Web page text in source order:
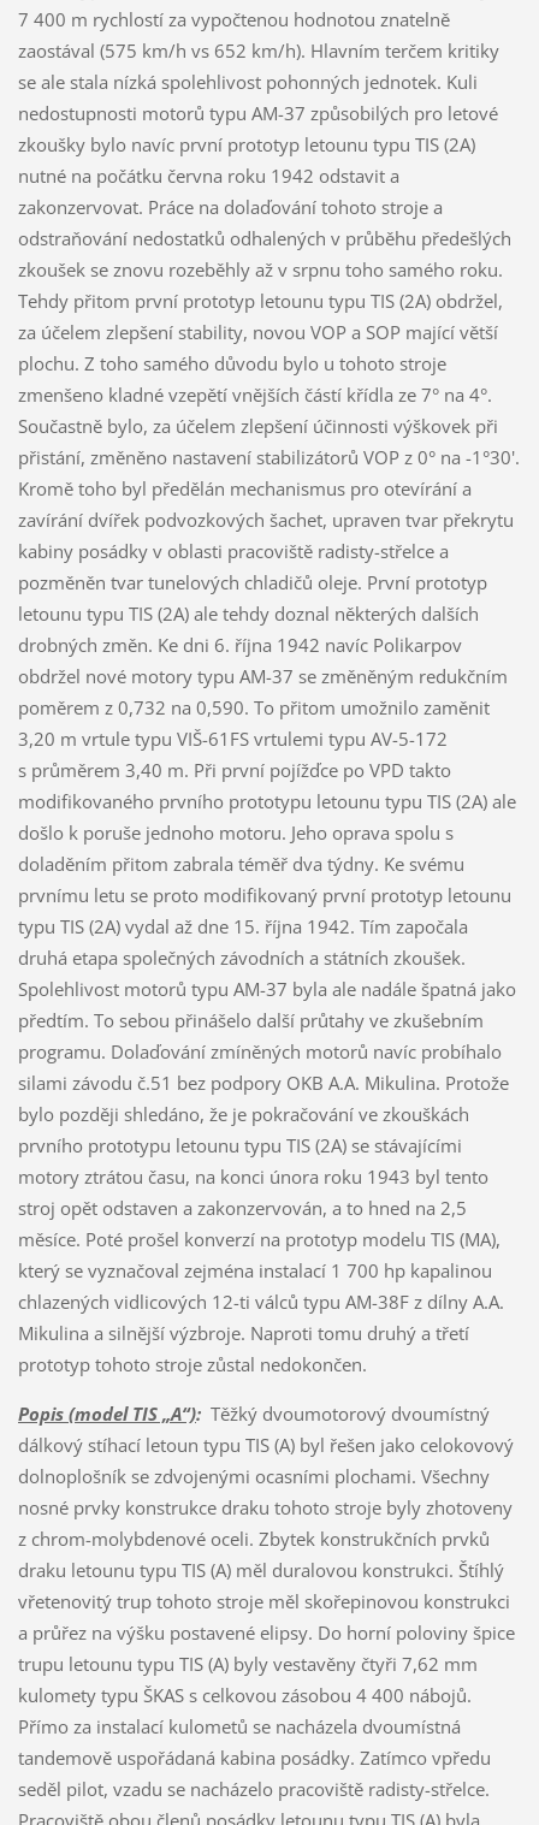
7 400 m rychlostí za vypočtenou hodnotou znatelně
zaostával (575 km/h vs 652 km/h). Hlavním terčem kritiky
se ale stala nízká spolehlivost pohonných jednotek. Kuli
nedostupnosti motorů typu AM-37 způsobilých pro letové
zkoušky bylo navíc první prototyp letounu typu TIS (2A)
nutné na počátku června roku 1942 odstavit a
zakonzervovat. Práce na dolaďování tohoto stroje a
odstraňování nedostatků odhalených v průběhu předešlých
zkoušek se znovu rozeběhly až v srpnu toho samého roku.
Tehdy přitom první prototyp letounu typu TIS (2A) obdržel,
za účelem zlepšení stability, novou VOP a SOP mající větší
plochu. Z toho samého důvodu bylo u tohoto stroje
zmenšeno kladné vzepětí vnějších částí křídla ze 7° na 4°.
Součastně bylo, za účelem zlepšení účinnosti výškovek při
přistání, změněno nastavení stabilizátorů VOP z 0° na -1°30'.
Kromě toho byl předělán mechanismus pro otevírání a
zavírání dvířek podvozkových šachet, upraven tvar překrytu
kabiny posádky v oblasti pracoviště radisty-střelce a
pozměněn tvar tunelových chladičů oleje. První prototyp
letounu typu TIS (2A) ale tehdy doznal některých dalších
drobných změn. Ke dni 6. října 1942 navíc Polikarpov
obdržel nové motory typu AM-37 se změněným redukčním
poměrem z 0,732 na 0,590. To přitom umožnilo zaměnit
3,20 m vrtule typu VIŠ-61FS vrtulemi typu AV-5-172
s průměrem 3,40 m. Při první pojížďce po VPD takto
modifikovaného prvního prototypu letounu typu TIS (2A) ale
došlo k poruše jednoho motoru. Jeho oprava spolu s
doladěním přitom zabrala téměř dva týdny. Ke svému
prvnímu letu se proto modifikovaný první prototyp letounu
typu TIS (2A) vydal až dne 15. října 1942. Tím započala
druhá etapa společných závodních a státních zkoušek.
Spolehlivost motorů typu AM-37 byla ale nadále špatná jako
předtím. To sebou přinášelo další průtahy ve zkušebním
programu. Dolaďování zmíněných motorů navíc probíhalo
silami závodu č.51 bez podpory OKB A.A. Mikulina. Protože
bylo později shledáno, že je pokračování ve zkouškách
prvního prototypu letounu typu TIS (2A) se stávajícími
motory ztrátou času, na konci února roku 1943 byl tento
stroj opět odstaven a zakonzervován, a to hned na 2,5
měsíce. Poté prošel konverzí na prototyp modelu TIS (MA),
který se vyznačoval zejména instalací 1 700 hp kapalinou
chlazených vidlicových 12-ti válců typu AM-38F z dílny A.A.
Mikulina a silnější výzbroje. Naproti tomu druhý a třetí
prototyp tohoto stroje zůstal nedokončen.
Popis (model TIS „A“):Těžký dvoumotorový dvoumístný
dálkový stíhací letoun typu TIS (A) byl řešen jako celokovový
dolnoplošník se zdvojenými ocasními plochami. Všechny
nosné prvky konstrukce draku tohoto stroje byly zhotoveny
z chrom-molybdenové oceli. Zbytek konstrukčních prvků
draku letounu typu TIS (A) měl duralovou konstrukci. Štíhlý
vřetenovitý trup tohoto stroje měl skořepinovou konstrukci
a průřez na výšku postavené elipsy. Do horní poloviny špice
trupu letounu typu TIS (A) byly vestavěny čtyři 7,62 mm
kulomety typu ŠKAS s celkovou zásobou 4 400 nábojů.
Přímo za instalací kulometů se nacházela dvoumístná
tandemově uspořádaná kabina posádky. Zatímco vpředu
seděl pilot, vzadu se nacházelo pracoviště radisty-střelce.
Pracoviště obou členů posádky letounu typu TIS (A) byla